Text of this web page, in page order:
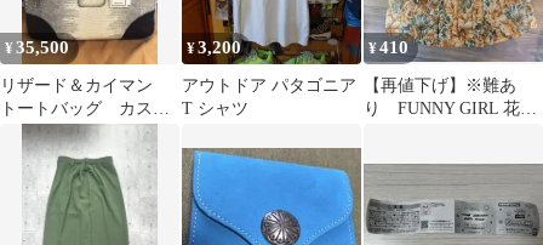
¥35,500
リザード＆カイマン
トートバッグ カスタ
ムトートバッグ ワニ
革 バッグ
¥3,200
アウトドア パタゴニア
T シャツ
¥410
【再値下げ】※難あ
り FUNNY GIRL 花柄